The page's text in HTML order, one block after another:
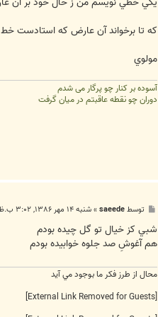
که تا برخواند آن عارض که استادست
مولوي
آسوده بر کنار چو پرگار می شدم
دوران چو نقطه عاقبتم در میان گرفت
ت
توسطsaeede
»شنبه ۱۴ مهر ۱۳۸۶, ۳:۰۲ ب.ظ
شبي کز خيال تو گل چيده بودم
هم آغوشِ صد جلوه خوابيده بودم
محال از طرز فکر ما بوجود مي آيد
[External Link Removed for Guests]